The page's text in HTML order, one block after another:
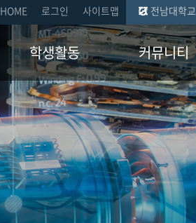
HOME 로그인 사이트맵 전남대학교
학생활동
취업현황
장학금 수혜현황
국제교류 현황
자격증 멘토
커뮤니티
공지사항
학과 뉴스
자유게시판
자료실